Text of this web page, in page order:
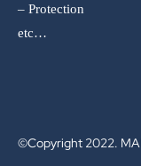
– Protection
etc…
©Copyright 2022.